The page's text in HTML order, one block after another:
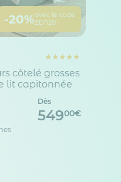
-20%avec le code
ZEN20
côtelé grosses
lit capitonnée
Dès
54900€